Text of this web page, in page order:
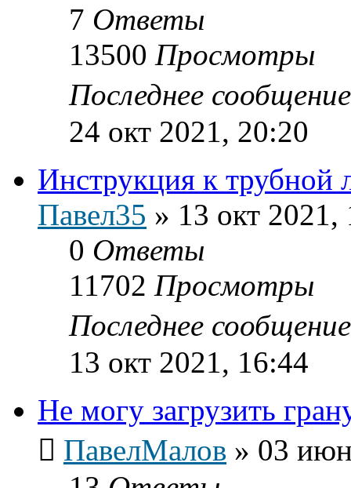
7 Ответы
13500 Просмотры
Последнее
24 окт 2021, 20:20
Инструкция к трубной
Павел35 » 13 окт 2021,
0 Ответы
11702 Просмотры
Последнее
13 окт 2021, 16:44
Не могу загрузить
ПавелМалов » 03